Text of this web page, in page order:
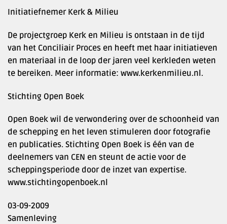
Initiatiefnemer Kerk & Milieu
De projectgroep Kerk en Milieu is ontstaan in de tijd
van het Conciliair Proces en heeft met haar initiatieven
en materiaal in de loop der jaren veel kerkleden weten
te bereiken. Meer informatie: www.kerkenmilieu.nl.
Stichting Open Boek
Open Boek wil de verwondering over de schoonheid van
de schepping en het leven stimuleren door fotografie
en publicaties. Stichting Open Boek is één van de
deelnemers van CEN en steunt de actie voor de
scheppingsperiode door de inzet van expertise.
www.stichtingopenboek.nl
03-09-2009
Samenleving